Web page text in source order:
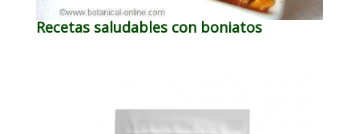
Recetas saludables con boniatos